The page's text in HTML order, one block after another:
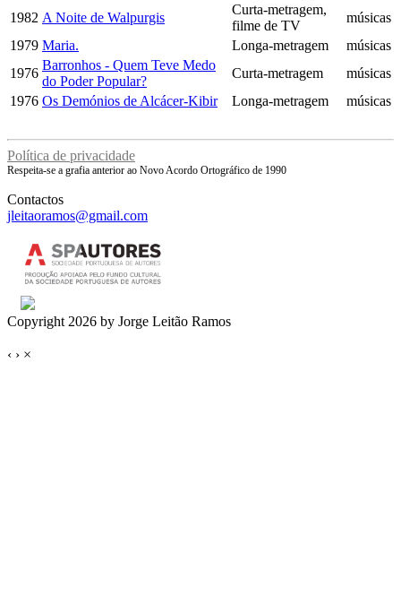
1982 A Noite de Walpurgis
Curta-metragem,
filme de TV
músicas
1979 Maria. Longa-metragem
músicas
1976
Barronhos - Quem Teve Medo
do Poder Popular?
Curta-metragem
músicas
1976 Os Demónios de Alcácer-Kibir Longa-metragem músicas
Política de privacidade
Respeita-se a grafia anterior ao Novo Acordo Ortográfico de 1990
Contactos
jleitaoramos@gmail.com
Copyright 2026 by Jorge Leitão Ramos
‹ › ×